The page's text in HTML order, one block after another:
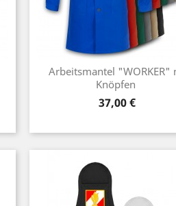
Arbeitsmantel "WORKER"
Knöpfen
Preis
37,00 €